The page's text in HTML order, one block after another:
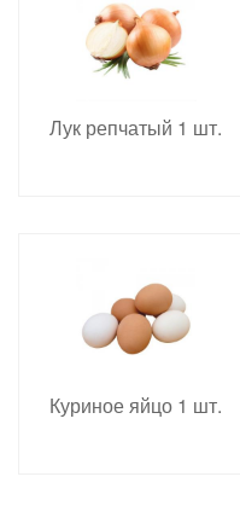
Лук репчатый 1 шт.
Куриное яйцо 1 шт.